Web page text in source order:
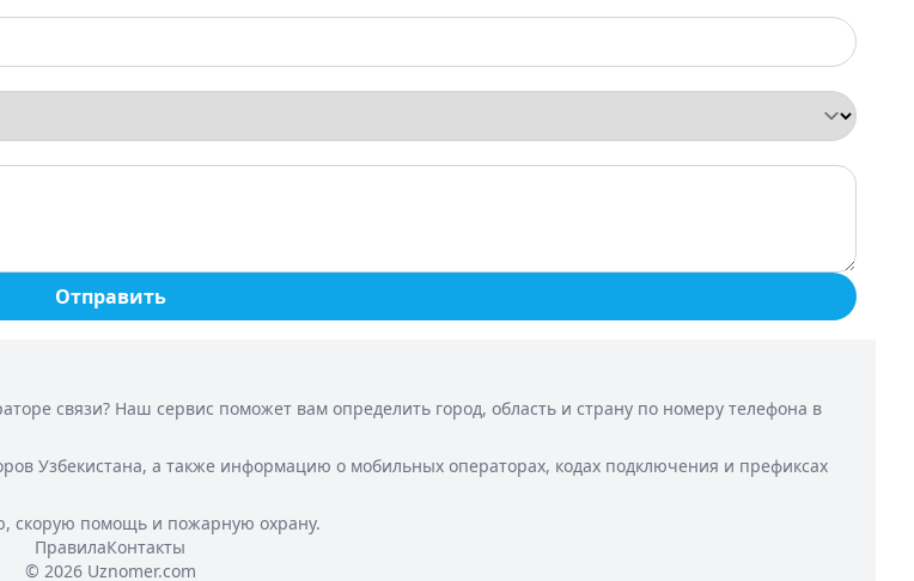
Отправить
связи? Наш сервис поможет вам определить город, область и страну по номеру телефона в
Узбекистана, а также информацию о мобильных операторах, кодах подключения и префиксах
скорую помощь и пожарную охрану.
ПравилаКонтакты
© 2026 Uznomer.com